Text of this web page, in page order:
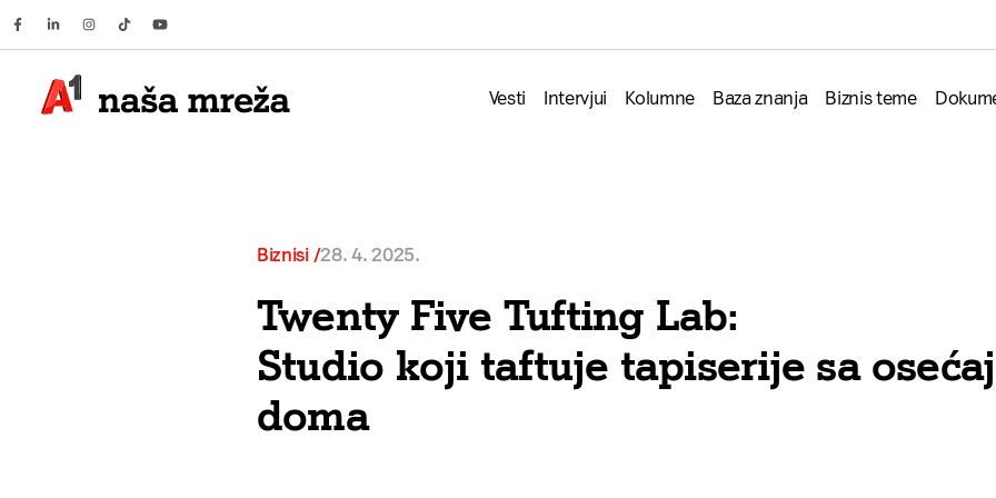
Facebook
LinkedinInstagram
TiktokYoutube
Vesti Intervjui Kolumne Baza znanja Biznis teme
Biznisi 28. 4. 2025.
Twenty Five Tufting Lab:
Studio koji taftuje tapiserije sa
doma